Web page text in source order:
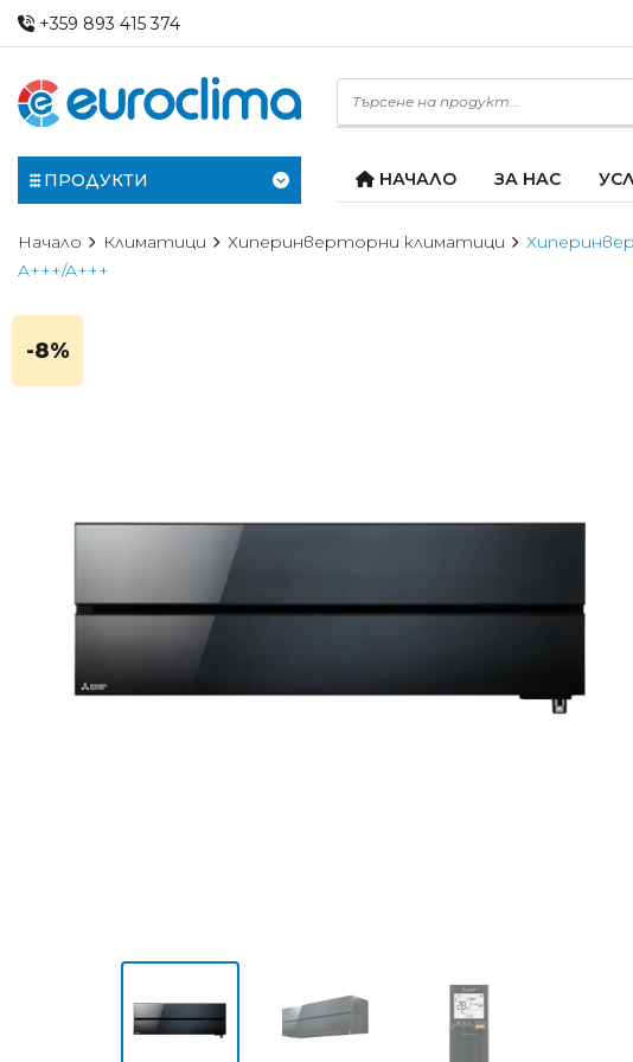
+359 893 415 374
ПРОДУКТИ НАЧАЛО ЗА НАС
Начало Климатици Хиперинверторни климатици
A+++/A+++
-8%